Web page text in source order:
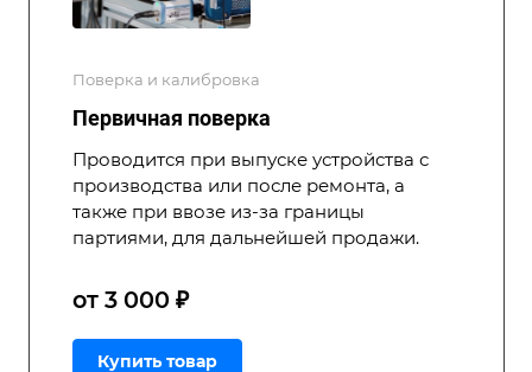
Поверка и калибровка
Первичная поверка
Проводится при выпуске устройства с
производства или после ремонта, а
также при ввозе из-за границы
партиями, для дальнейшей продажи.
от 3 000 ₽
Купить товар